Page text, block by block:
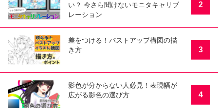
い？ 今さら聞けないモニタキャリブ
レーション
2
差をつける！バストアップ構図の描
き方
3
影色が分からない人必見！表現幅が
広がる影色の選び方
4